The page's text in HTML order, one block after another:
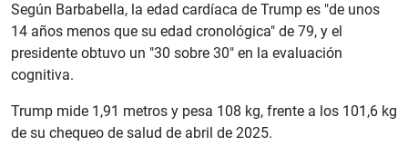
Según Barbabella, la edad cardíaca de Trump es "de unos
14 años menos que su edad cronológica" de 79, y el
presidente obtuvo un "30 sobre 30" en la evaluación
cognitiva.
Trump mide 1,91 metros y pesa 108 kg, frente a los 101,6 kg
de su chequeo de salud de abril de 2025.